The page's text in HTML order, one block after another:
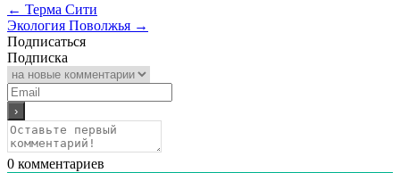
← Терма Сити
Экология Поволжья →
Подписаться
Подписка
0 комментариев